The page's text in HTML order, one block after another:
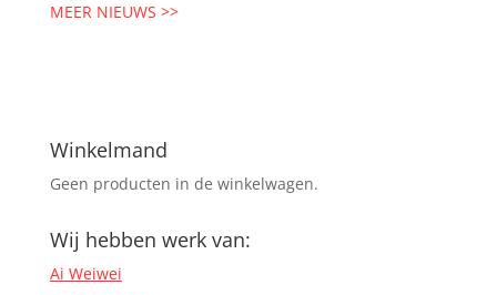
MEER NIEUWS >>
Winkelmand
Geen producten in de winkelwagen.
Wij hebben werk van:
Ai Weiwei